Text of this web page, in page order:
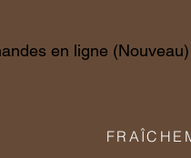
en ligne (Nouveau)